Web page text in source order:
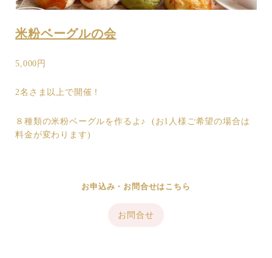
米粉ベーグルの会
5,000円
2名さま以上で開催！
８種類の米粉ベーグルを作るよ♪ (お1人様ご希望の場合は
料金が変わります)
お申込み・お問合せはこちら
お問合せ